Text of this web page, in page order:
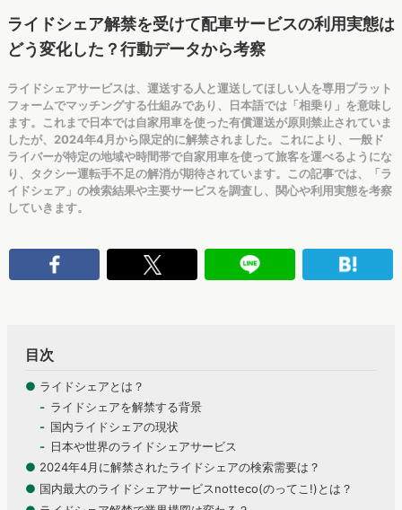
ライドシェア解禁を受けて配車サービスの利用実態は
どう変化した？行動データから考察
ライドシェアサービスは、運送する人と運送してほしい人を専用プラット
フォームでマッチングする仕組みであり、日本語では「相乗り」を意味し
ます。これまで日本では自家用車を使った有償運送が原則禁止されていま
したが、2024年4月から限定的に解禁されました。これにより、一般ド
ライバーが特定の地域や時間帯で自家用車を使って旅客を運べるようにな
り、タクシー運転手不足の解消が期待されています。この記事では、「ラ
イドシェア」の検索結果や主要サービスを調査し、関心や利用実態を考察
していきます。
目次
● ライドシェアとは？
ライドシェアを解禁する背景
国内ライドシェアの現状
日本や世界のライドシェアサービス
● 2024年4月に解禁されたライドシェアの検索需要は？
● 国内最大のライドシェアサービスnotteco(のってこ!)とは？